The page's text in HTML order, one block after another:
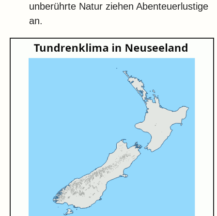
unberührte Natur ziehen Abenteuerlustige
an.